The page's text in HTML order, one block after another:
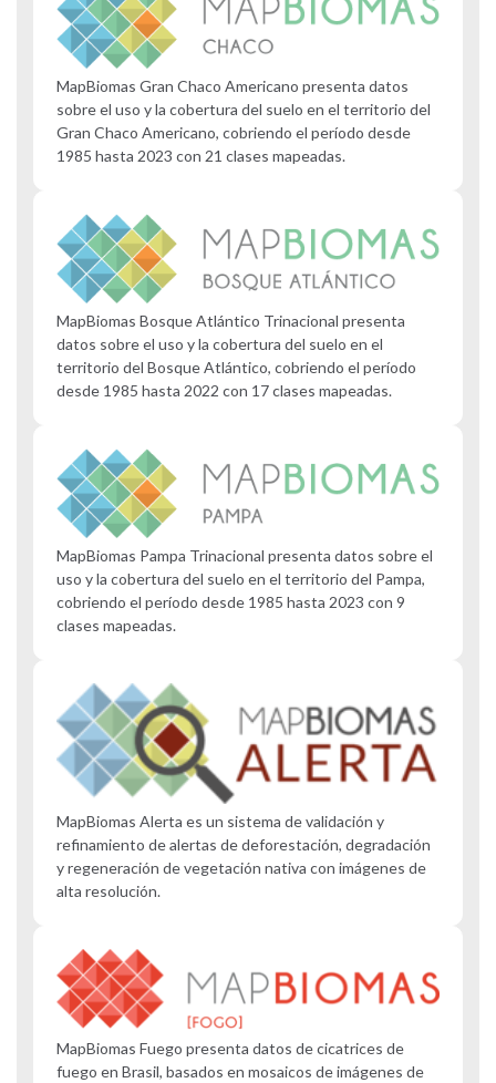
MapBiomas Gran Chaco Americano presenta datos
sobre el uso y la cobertura del suelo en el territorio del
Gran Chaco Americano, cobriendo el período desde
1985 hasta 2023 con 21 clases mapeadas.
MapBiomas Bosque Atlántico Trinacional presenta
datos sobre el uso y la cobertura del suelo en el
territorio del Bosque Atlántico, cobriendo el período
desde 1985 hasta 2022 con 17 clases mapeadas.
MapBiomas Pampa Trinacional presenta datos sobre el
uso y la cobertura del suelo en el territorio del Pampa,
cobriendo el período desde 1985 hasta 2023 con 9
clases mapeadas.
MapBiomas Alerta es un sistema de validación y
refinamiento de alertas de deforestación, degradación
y regeneración de vegetación nativa con imágenes de
alta resolución.
MapBiomas Fuego presenta datos de cicatrices de
fuego en Brasil, basados en mosaicos de imágenes de